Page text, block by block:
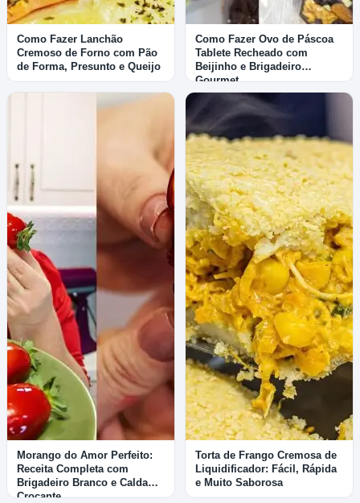
Como Fazer Lanchão
Cremoso de Forno com Pão
de Forma, Presunto e Queijo
Como Fazer Ovo de Páscoa
Tablete Recheado com
Beijinho e Brigadeiro
Gourmet
Morango do Amor Perfeito:
Receita Completa com
Brigadeiro Branco e Calda
Crocante
Torta de Frango Cremosa de
Liquidificador: Fácil, Rápida
e Muito Saborosa